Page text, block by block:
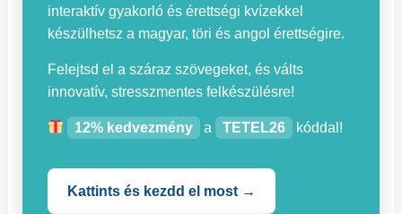
interaktív gyakorló és érettségi kvízekkel
készülhetsz a magyar, töri és angol érettségire.
Felejtsd el a száraz szövegeket, és válts
innovatív, stresszmentes felkészülésre!
12% kedvezmény a TETEL26 kóddal!
Kattints és kezdd el most →